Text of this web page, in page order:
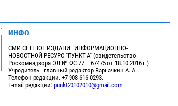
ИНФО
СМИ СЕТЕВОЕ ИЗДАНИЕ ИНФОРМАЦИОННО-
НОВОСТНОЙ РЕСУРС "ПУНКТ-А" (свидетельство
Роскомнадзора ЭЛ № ФС 77 – 67475 от 18.10.2016 г.)
Учредитель - главный редактор Варначкин А. А.
Телефон редакции. +7-908-616-0293.
E-mail редакции: punkt20102010@gmail.com